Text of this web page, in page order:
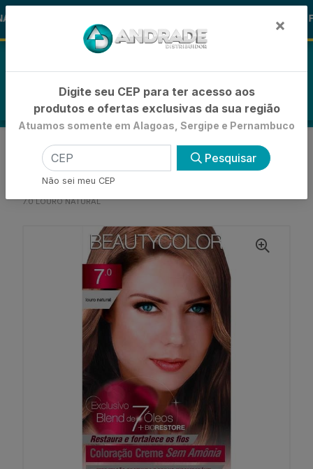
🪞
INÍCIO
COLORAÇÕES, TINTURAS E ALISANTES
COLORAÇÃO TONALIZANTE
7.0 LOURO NATURAL
×
Digite seu CEP para ter acesso aos
produtos e ofertas exclusivas da sua região
Atuamos somente em Alagoas, Sergipe e Pernambuco
Pesquisar
Não sei meu CEP